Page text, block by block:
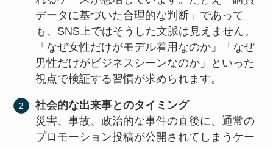
データに基づいた合理的な判断」であって
も、SNS上ではそうした文脈は見えません。
「なぜ女性だけがモデル着用なのか」「なぜ
男性だけがビジネスシーンなのか」といった
視点で検証する習慣が求められます。
社会的な出来事とのタイミング
災害、事故、政治的な事件の直後に、通常の
プロモーション投稿が公開されてしまうケー